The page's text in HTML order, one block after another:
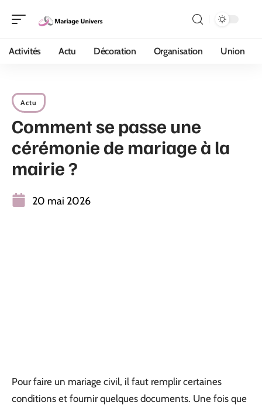
Activités Actu Décoration Organisation Union
Actu
Comment se passe une
cérémonie de mariage à la
mairie ?
20 mai 2026
Pour faire un mariage civil, il faut remplir certaines
conditions et fournir quelques documents. Une fois que